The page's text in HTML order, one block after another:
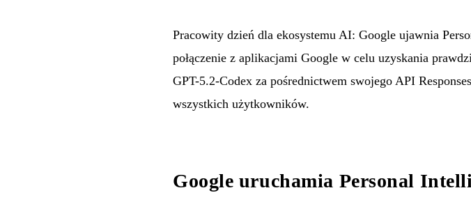
Pracowity dzień dla ekosystemu AI: Google ujawnia
połączenie z aplikacjami Google w celu uzyskania
GPT-5.2-Codex za pośrednictwem swojego API
wszystkich użytkowników.
Google uruchamia Personal